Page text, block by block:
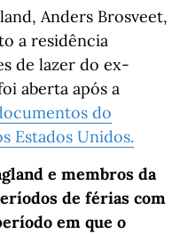
Anders Brosveet,
a residência
de lazer do ex-
aberta após a
do
Estados Unidos.
e membros da
de férias com
em que o